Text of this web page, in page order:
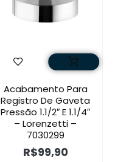
Acabamento Para
Registro De Gaveta
Pressão 1.1/2″ E 1.1/4″
– Lorenzetti –
7030299
R$99,90